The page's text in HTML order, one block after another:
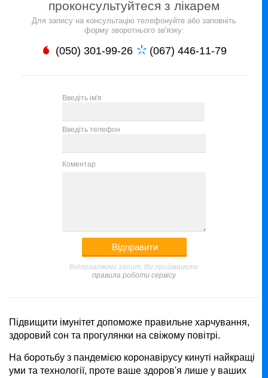
проконсультуйтеся з лікарем
Для запису на консультацію телефонуйте або заповніть
форму зворотнього зв'язку:
(050) 301-99-26 (067) 446-11-79
Введіть ім'я
Введіть телефон
Коментар
Відправляючи запит, Ви приймаиєте
правила роботи сервісу
Підвищити імунітет допоможе правильне харчування,
здоровий сон та прогулянки на свіжому повітрі.
На боротьбу з пандемією коронавірусу кинуті найкращі
уми та технології, проте ваше здоров'я лише у ваших